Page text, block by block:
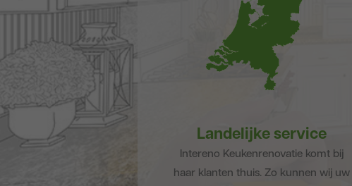
Landelijke service
Intereno Keukenrenovatie komt bij
haar klanten thuis. Zo kunnen wij uw